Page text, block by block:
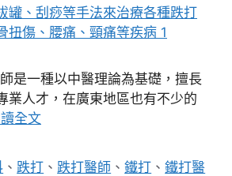
一種以中醫理論為基礎，擅長
業人才，在廣東地區也有不少的
全文
、 跌打 、 跌打醫師 、鐵打 、鐵打醫